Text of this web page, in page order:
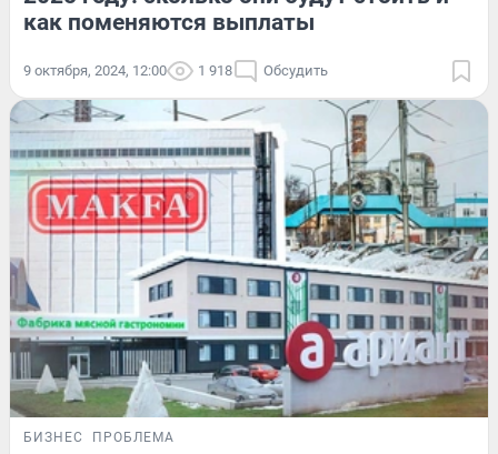
как поменяются выплаты
9 октября, 2024, 12:00 1 918 Обсудить
БИЗНЕС ПРОБЛЕМА